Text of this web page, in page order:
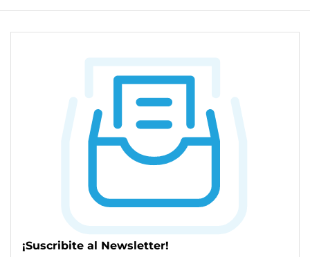
¡Suscribite al Newsletter!